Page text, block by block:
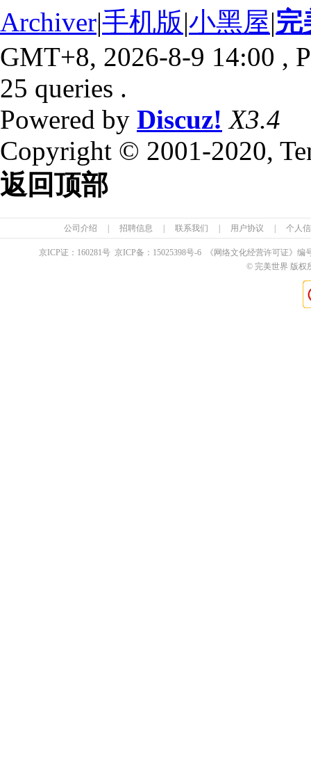
Archiver|手机版|小黑屋|完
GMT+8, 2026-8-9 14:00 ,
25 queries .
Powered by Discuz! X3.4
Copyright © 2001-2020,
返回顶部
公司介绍 招聘信息 联系我们 用户协议 个人
京ICP证： 160281号 京ICP备： 15025398号-6 《网络文化经营许可证》编
© 完美世界 版权